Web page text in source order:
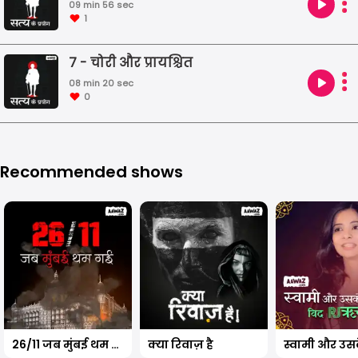
09 min 56 sec
1
7 - चोरी और प्रायश्चित
08 min 20 sec
0
Recommended shows
26/11 जब मुंबई थम गयी थी क्या रिवाज़ है स्वामी और